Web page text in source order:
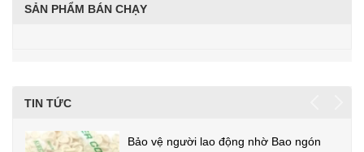
SẢN PHẨM BÁN CHẠY
TIN TỨC
Bảo vệ người lao động nhờ Bao ngón